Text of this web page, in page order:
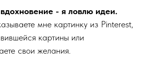
- я ловлю идеи.
мне картинку из Pinterest,
картины или
свои желания.